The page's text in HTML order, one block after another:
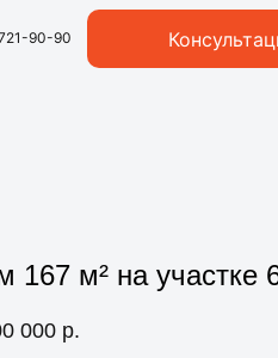
90-90
167 м² на участке
000 р.